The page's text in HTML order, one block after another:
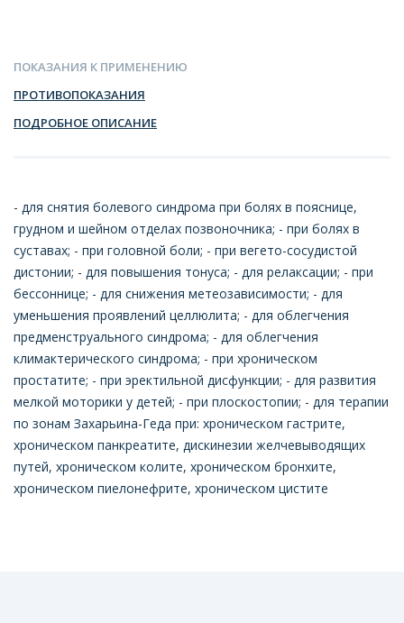
ПОКАЗАНИЯ К ПРИМЕНЕНИЮ
ПРОТИВОПОКАЗАНИЯ
ПОДРОБНОЕ ОПИСАНИЕ
- для снятия болевого синдрома при болях в пояснице,
грудном и шейном отделах позвоночника; - при болях в
суставах; - при головной боли; - при вегето-сосудистой
дистонии; - для повышения тонуса; - для релаксации; - при
бессоннице; - для снижения метеозависимости; - для
уменьшения проявлений целлюлита; - для облегчения
предменструального синдрома; - для облегчения
климактерического синдрома; - при хроническом
простатите; - при эректильной дисфункции; - для развития
мелкой моторики у детей; - при плоскостопии; - для терапии
по зонам Захарьина-Геда при: хроническом гастрите,
хроническом панкреатите, дискинезии желчевыводящих
путей, хроническом колите, хроническом бронхите,
хроническом пиелонефрите, хроническом цистите